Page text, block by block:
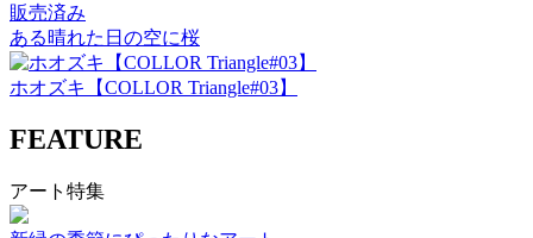
販売済み
ある晴れた日の空に桜
ホオズキ【COLLOR Triangle#03】
FEATURE
アート特集